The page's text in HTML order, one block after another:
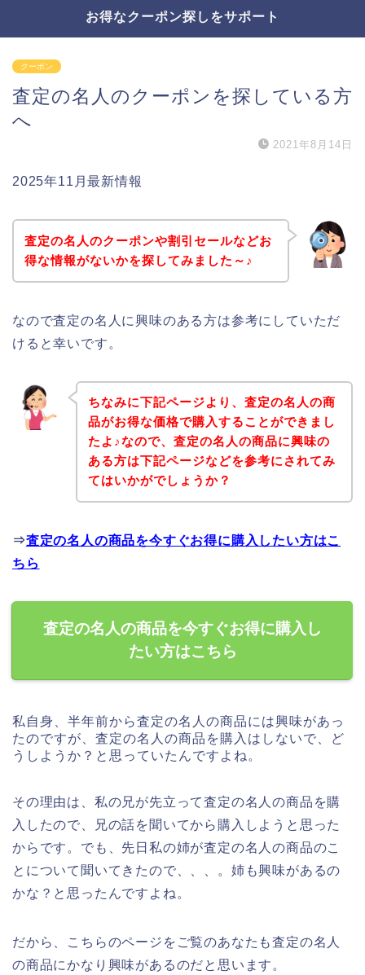
お得なクーポン探しをサポート
クーポン
査定の名人のクーポンを探している方
へ
2021年8月14日
2025年11月最新情報
査定の名人のクーポンや割引セールなどお
得な情報がないかを探してみました～♪
なので査定の名人に興味のある方は参考にしていただ
けると幸いです。
ちなみに下記ページより、査定の名人の商
品がお得な価格で購入することができまし
たよ♪なので、査定の名人の商品に興味の
ある方は下記ページなどを参考にされてみ
てはいかがでしょうか？
⇒査定の名人の商品を今すぐお得に購入したい方はこ
ちら
査定の名人の商品を今すぐお得に購入し
たい方はこちら
私自身、半年前から査定の名人の商品には興味があっ
たのですが、査定の名人の商品を購入はしないで、ど
うしようか？と思っていたんですよね。
その理由は、私の兄が先立って査定の名人の商品を購
入したので、兄の話を聞いてから購入しようと思った
からです。でも、先日私の姉が査定の名人の商品のこ
とについて聞いてきたので、、、。姉も興味があるの
かな？と思ったんですよね。
だから、こちらのページをご覧のあなたも査定の名人
の商品にかなり興味があるのだと思います。